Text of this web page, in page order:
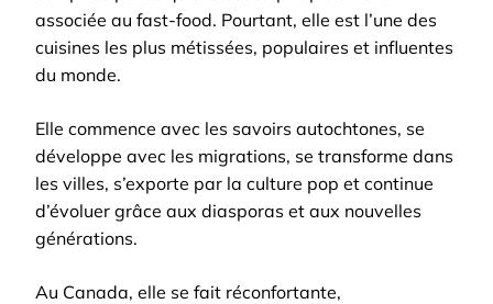
associée au fast-food. Pourtant, elle est l’une des
cuisines les plus métissées, populaires et influentes
du monde.
Elle commence avec les savoirs autochtones, se
développe avec les migrations, se transforme dans
les villes, s’exporte par la culture pop et continue
d’évoluer grâce aux diasporas et aux nouvelles
générations.
Au Canada, elle se fait réconfortante,